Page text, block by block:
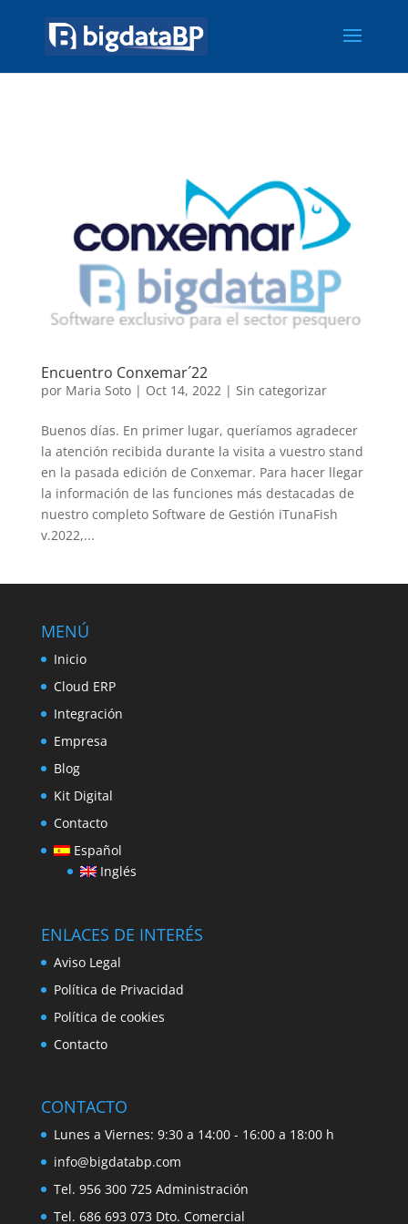
Encuentro Conxemar´22
por Maria Soto| Oct 14, 2022| Sin categorizar
Buenos días. En primer lugar, queríamos agradecer
la atención recibida durante la visita a vuestro stand
en la pasada edición de Conxemar. Para hacer llegar
la información de las funciones más destacadas de
nuestro completo Software de Gestión iTunaFish
v.2022,...
MENÚ
Inicio
Cloud ERP
Integración
Empresa
Blog
Kit Digital
Contacto
Español
Inglés
ENLACES DE INTERÉS
Aviso Legal
Política de Privacidad
Política de cookies
Contacto
CONTACTO
Lunes a Viernes: 9:30 a 14:00 - 16:00 a 18:00 h
info@bigdatabp.com
Tel. 956 300 725 Administración
Tel. 686 693 073 Dto. Comercial